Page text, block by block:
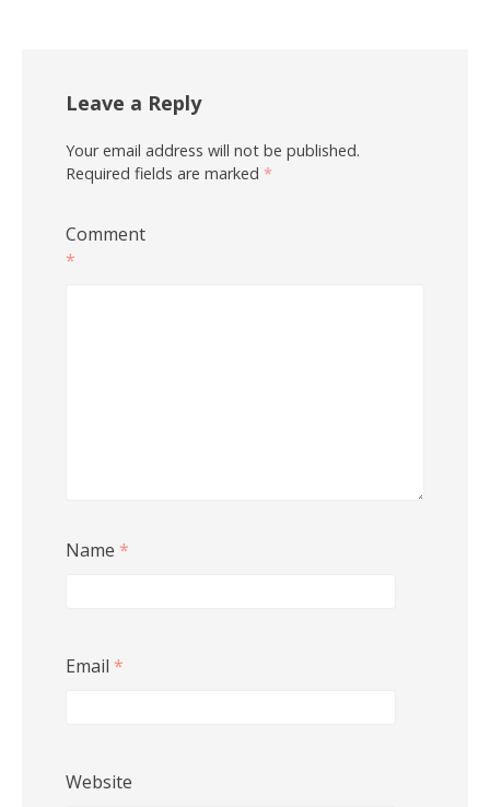
Leave a Reply
Your email address will not be published.
Required fields are marked *
Comment
*
Name *
Email *
Website